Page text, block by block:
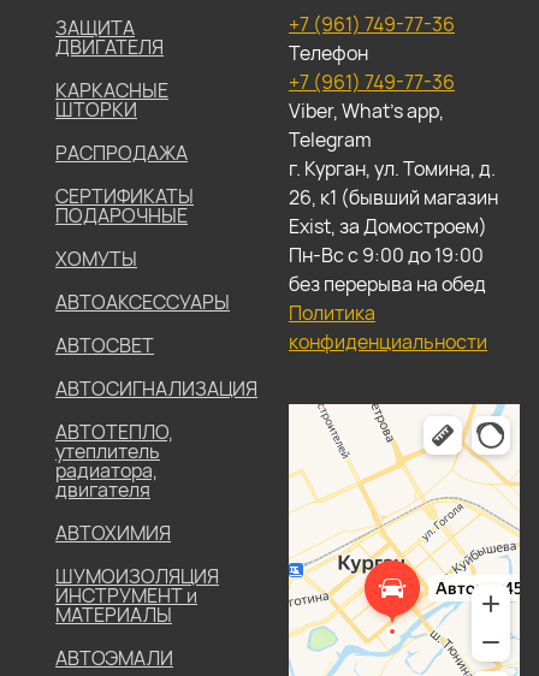
ЗАЩИТА
ДВИГАТЕЛЯ
КАРКАСНЫЕ
ШТОРКИ
РАСПРОДАЖА
СЕРТИФИКАТЫ
ПОДАРОЧНЫЕ
ХОМУТЫ
АВТОАКСЕССУАРЫ
АВТОСВЕТ
АВТОСИГНАЛИЗАЦИЯ
АВТОТЕПЛО,
утеплитель
радиатора,
двигателя
АВТОХИМИЯ
ШУМОИЗОЛЯЦИЯ
ИНСТРУМЕНТ и
МАТЕРИАЛЫ
АВТОЭМАЛИ
+7 (961) 749-77-36
Телефон
+7 (961) 749-77-36
Viber, What's app,
Telegram
г. Курган, ул. Томина, д.
26, к1 (бывший магазин
Exist, за Домостроем)
Пн-Вс с 9:00 до 19:00
без перерыва на обед
Политика
конфиденциальности